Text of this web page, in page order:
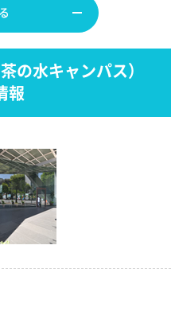
の水キャンパス）
報